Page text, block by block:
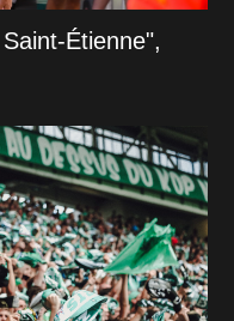
Étienne",